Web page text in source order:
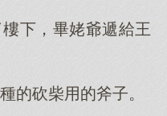
樓下，畢姥爺遞給王
的砍柴用的斧子。